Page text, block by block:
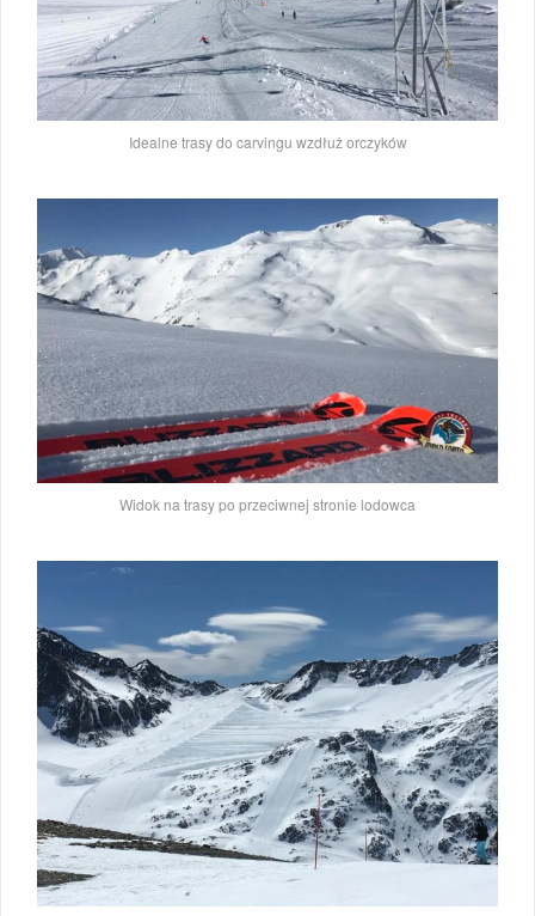
Idealne trasy do carvingu wzdłuż orczyków
Widok na trasy po przeciwnej stronie lodowca